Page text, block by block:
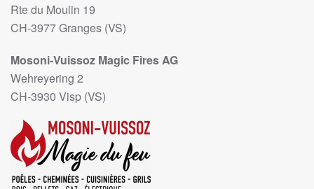
Rte du Moulin 19
CH-3977 Granges (VS)
Mosoni-Vuissoz Magic Fires AG
Wehreyering 2
CH-3930 Visp (VS)